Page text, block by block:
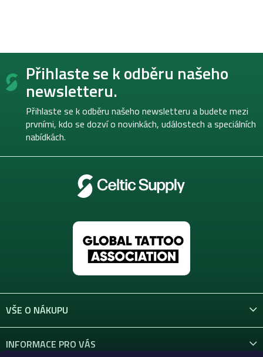
Z
Přihlaste se k odběru našeho
newsletteru.
Přihlaste se k odběru našeho newsletteru a budete mezi
prvními, kdo se dozví o novinkách, událostech a speciálních
nabídkách.
VŠE O NÁKUPU
INFORMACE PRO VÁS